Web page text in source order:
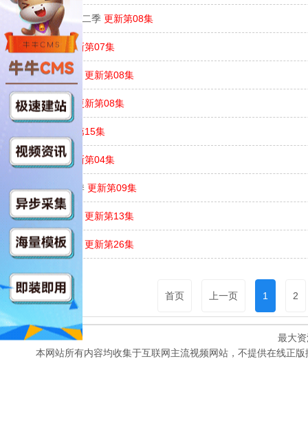
恶魔城：夜曲第二季 更新第08集
生物突击队 更新第07集
假如…？第三季 更新第08集
龙王子第七季 更新第08集
更新第15集
梦境制片厂更新第04集
假如…？ 第一季 更新第09集
少女大战异世界 更新第13集
忍者神龟第三季 更新第26集
首页 上一页 1 2
最大
本网站所有内容均收集于互联网主流视频网站，不提供在线正